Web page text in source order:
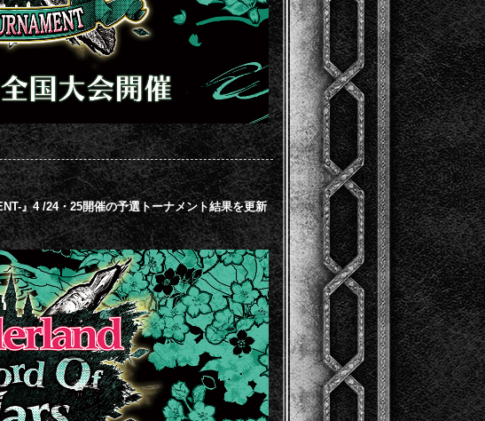
』4 /24・25開催の予選トーナメント結果を更新